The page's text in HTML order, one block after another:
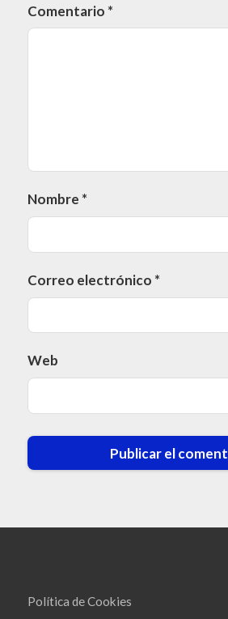
Comentario *
Nombre *
Correo electrónico *
Web
Política de Cookies